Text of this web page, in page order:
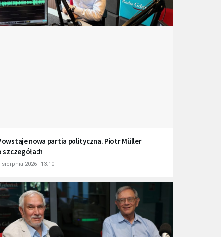
nowa partia polityczna. Piotr Müller
szczegółach
sierpnia 2026 - 13:10